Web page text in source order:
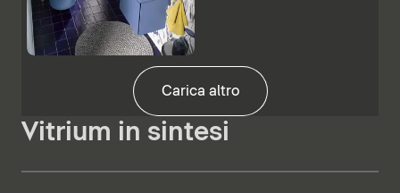
Carica altro
Vitrium in sintesi